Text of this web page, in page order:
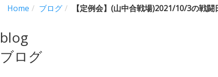
Home ブログ 【定例会】(山中合戦場)2021/10/3の戦闘
blog
ブログ